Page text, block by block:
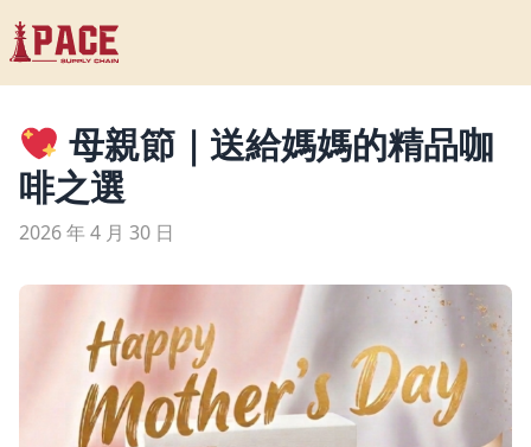
母親節｜送給媽媽的精品咖
啡之選
2026 年 4 月 30 日